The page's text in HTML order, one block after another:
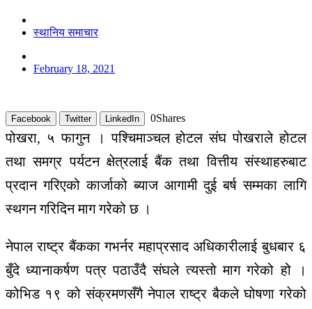
स्थानिय समाचार
February 18, 2021
Facebook Twitter LinkedIn 0Shares
पोखरा, ५ फागुन । पश्चिमाञ्चल होटल संघ पोखराले होटल
तथा समग्र पर्यटन क्षेत्रलाई बैंक तथा वित्तीय संस्थाहरुबाट
प्रदान गरिएको कार्जाको ब्याज आगामी दुई बर्ष सम्मका लागि
स्थगन गरिदिन माग गरेको छ ।
नेपाल राष्ट्र बैंकका गभर्नर महाप्रसाद अधिकारीलाई बुधबार ६
बुँदे ध्यानाकर्षण पत्र पठाउँदै संघले त्यस्तो माग गरेको हो ।
कोभिड १९ को संक्रमणसँगै नेपाल राष्ट्र बैकले घोषणा गरेको